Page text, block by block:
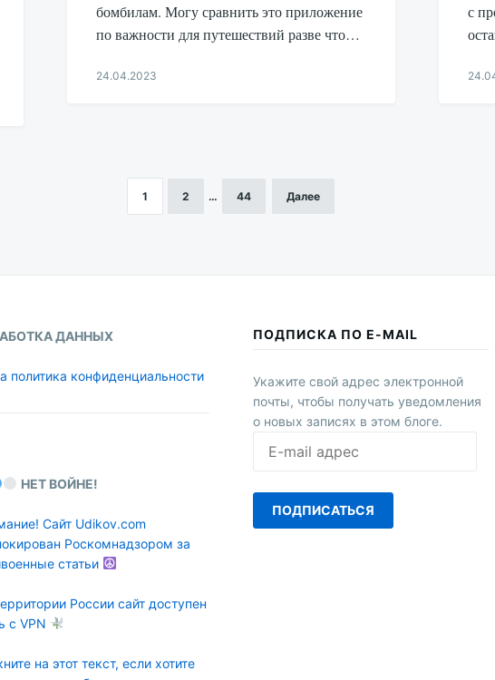
бомбилам. Могу сравнить это приложение
по важности для путешествий разве что…
24.04.2023
с
1 2 … 44 Далее
ДАННЫХ
политика конфиденциальности
НЕТ ВОЙНЕ!
Сайт Udikov.com
Роскомнадзором за
статьи
России сайт доступен
с VPN
на этот текст, если хотите
ПОДПИСКА ПО E-MAIL
Укажите свой адрес электронной
почты, чтобы получать уведомления
о новых записях в этом блоге.
mail
ПОДПИСАТЬСЯ